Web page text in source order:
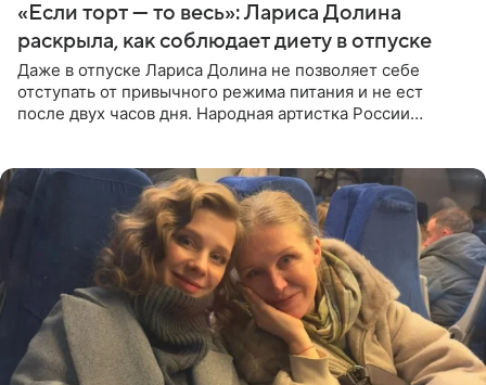
«Если торт — то весь»: Лариса Долина
раскрыла, как соблюдает диету в отпуске
Даже в отпуске Лариса Долина не позволяет себе
отступать от привычного режима питания и не ест
после двух часов дня. Народная артистка России